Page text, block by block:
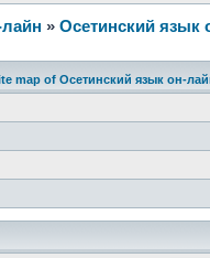
» Осетинский язык
map of Осетинский язык он-